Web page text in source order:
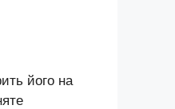
його на